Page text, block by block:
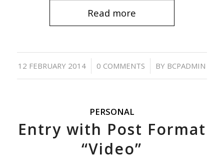
Read more
12 FEBRUARY 2014
/ 0 COMMENTS
/ BY BCPADMIN
PERSONAL
Entry with Post Format
“Video”